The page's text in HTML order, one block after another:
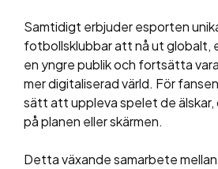
Samtidigt erbjuder esporten
fotbollsklubbar att nå ut globalt,
en yngre publik och fortsätta
mer digitaliserad värld. För
sätt att uppleva spelet de
på planen eller skärmen.
Detta växande samarbete